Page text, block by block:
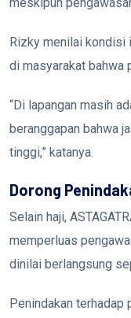
Rizky menilai
di masyarakat bahwa
“Di lapangan masih
beranggapan bahwa
tinggi,” katanya.
Dorong
Selain haji,
memperluas
dinilai berlangsung
Penindakan terhadap